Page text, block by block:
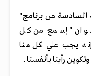
السادسة من برنامج"
" إسمع من كل
يجب علي كل منا
رأينا بأنفسنا .